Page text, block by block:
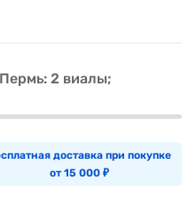
2 виалы;
доставка при покупке
от 15 000 ₽